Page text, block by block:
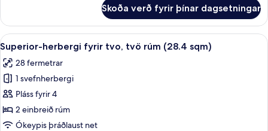
herbergi
(King,
26
sqm)
Skoða verð fyrir þínar dagsetningar
Skoða
allar
myndir
fyrir
Superior-
herbergi
fyrir
Superior-herbergi fyrir tvo, tvö rúm
12
Superior-herbergi fyrir tvo, tvö rúm (28.4 sqm)
28 fermetrar
1 svefnherbergi
Pláss fyrir 4
2 einbreið rúm
Ókeypis þráðlaust net